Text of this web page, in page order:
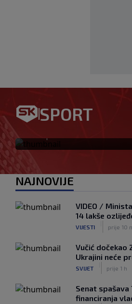
SPORT
Igor Bišćan
radit će u
NAJNOVIJE
VIDEO /
14 lakše
VIJESTI prije 10
Vučić dočekao
Ukrajini neće
SVIJET prije 1 h
Senat
financiranja